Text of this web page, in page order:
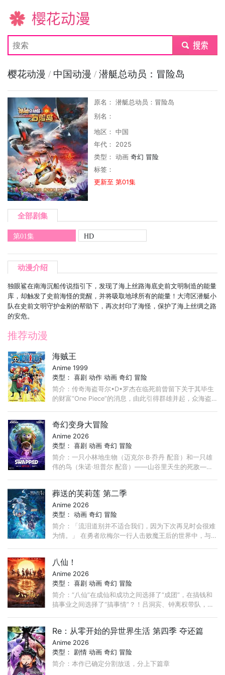
樱花动漫
submit
樱花动漫 / 中国动漫 / 潜艇总动员：冒险岛
原名： 潜艇总动员：冒险岛
别名：
地区： 中国
年代： 2025
类型：动画 奇幻 冒险
标签：
更新至 第01集
全部剧集
第01集 HD
动漫介绍
独眼鲨在南海沉船传说指引下，发现了海上丝路海底史前文明制造的能量
库，却触发了史前海怪的觉醒，并将吸取地球所有的能量！大湾区潜艇小
队在史前文明守护金刚的帮助下，再次封印了海怪，保护了海上丝绸之路
的安危。
推荐动漫
海贼王
Anime 1999
类型：喜剧 动作 动画 奇幻 冒险
简介：传奇海盗哥尔•D•罗杰在临死前曾留下关于其毕生
的财富“One Piece”的消息，由此引得群雄并起，众海盗
奇幻变身大冒险
Anime 2026
类型：喜剧 动画 奇幻 冒险
简介：一只小林地生物（迈克尔·B·乔丹 配音）和一只雄
伟的鸟（朱诺·坦普尔 配音）——山谷里天生的死敌——
葬送的芙莉莲 第二季
Anime 2026
类型：动画 奇幻 冒险
简介：「流泪道别并不适合我们，因为下次再见时会很难
为情。」 在勇者欣梅尔一行人击败魔王后的世界中，与
八仙！
Anime 2026
类型：喜剧 动画 奇幻 冒险
简介：“八仙”在成仙和成功之间选择了“成团”，在搞钱和
搞事业之间选择了“搞事情”？！吕洞宾、钟离权带队，集
Re：从零开始的异世界生活 第四季 夺还篇
Anime 2026
类型： 剧情 动画 奇幻 冒险
简介：本作已确定分割放送，分上下篇章